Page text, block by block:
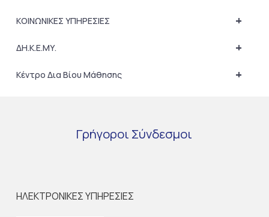
+
ΚΟΙΝΩΝΙΚΕΣ ΥΠΗΡΕΣΙΕΣ
+
ΔΗ.Κ.Ε.ΜΥ.
+
Κέντρο Δια Βίου Μάθησης
Γρήγοροι Σύνδεσμοι
ΗΛΕΚΤΡΟΝΙΚΕΣ ΥΠΗΡΕΣΙΕΣ